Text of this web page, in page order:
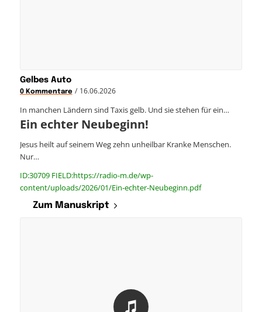
Gelbes Auto
0 Kommentare / 16.06.2026
In manchen Ländern sind Taxis gelb. Und sie stehen für ein…
Ein echter Neubeginn!
Jesus heilt auf seinem Weg zehn unheilbar Kranke Menschen.
Nur…
ID:30709 FIELD:https://radio-m.de/wp-
content/uploads/2026/01/Ein-echter-Neubeginn.pdf
Zum Manuskript